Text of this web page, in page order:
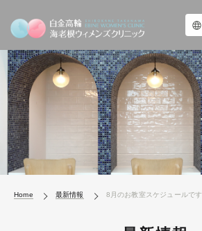
Home 最新情報 8月のお教室スケジュールです